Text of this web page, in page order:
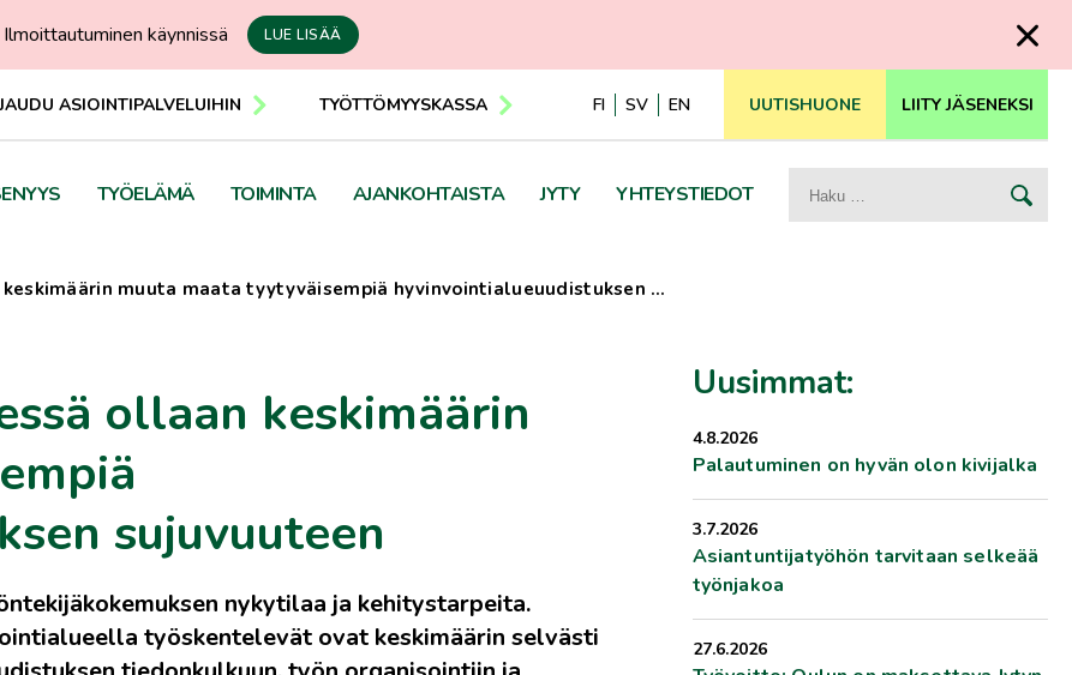
Ilmoittautuminen käynnissä LUE LISÄÄ
ASIOINTIPALVELUIHIN TYÖTTÖMYYSKASSA FI SV EN UUTISHUONE LIITY JÄSENEKSI
TYÖELÄMÄ TOIMINTA AJANKOHTAISTA JYTY YHTEYSTIEDOT Haku:
muuta maata tyytyväisempiä hyvinvointialueuudistuksen …
ollaan keskimäärin
sujuvuuteen
nykytilaa ja kehitystarpeita.
työskentelevät ovat keskimäärin selvästi
Uusimmat:
4.8.2026
Palautuminen on hyvän olon kivijalka
3.7.2026
Asiantuntijatyöhön tarvitaan selkeää
työnjakoa
27.6.2026